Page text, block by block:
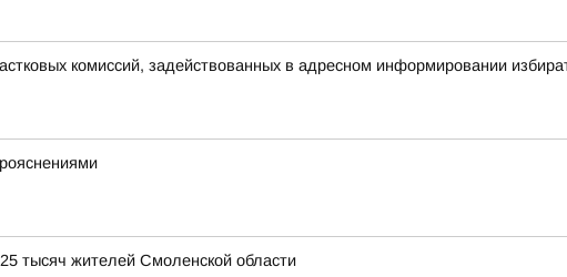
комиссий, задействованных в адресном информировании
тысяч жителей Смоленской области